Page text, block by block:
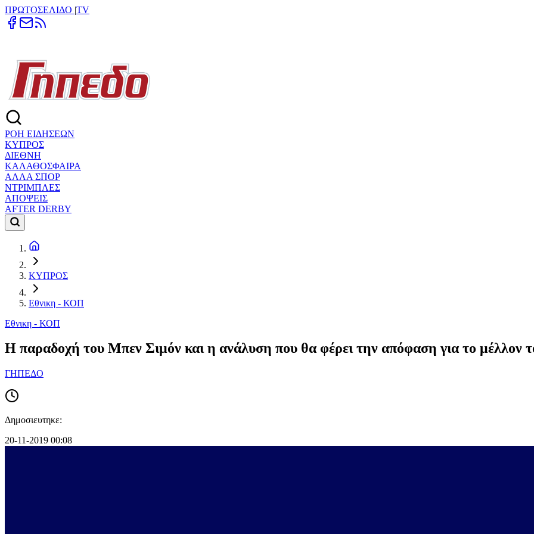
ΠΡΩΤΟΣΕΛΙΔΟ |TV
ΡΟΗ ΕΙΔΗΣΕΩΝ
ΚΥΠΡΟΣ
ΔΙΕΘΝΗ
ΚΑΛΑΘΟΣΦΑΙΡΑ
ΑΛΛΑ ΣΠΟΡ
ΝΤΡΙΜΠΛΕΣ
ΑΠΟΨΕΙΣ
AFTER DERBY
ΚΥΠΡΟΣ
Εθνικη - ΚΟΠ
Εθνικη - ΚΟΠ
Η παραδοχή του Μπεν Σιμόν και η ανάλυση που θα φέρει την απόφαση για το μέλλον
ΓΗΠΕΔΟ
Δημοσιευτηκε:
20-11-2019 00:08